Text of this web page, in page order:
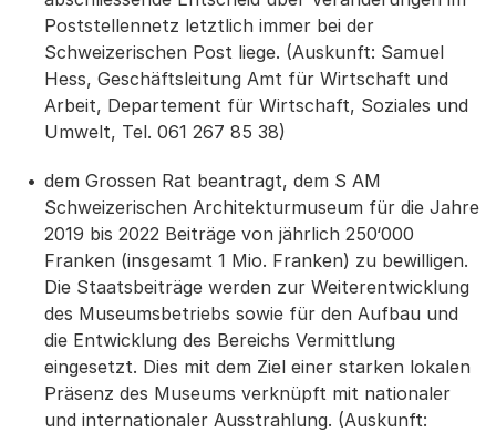
Poststellennetz letztlich immer bei der
Schweizerischen Post liege. (Auskunft: Samuel
Hess, Geschäftsleitung Amt für Wirtschaft und
Arbeit, Departement für Wirtschaft, Soziales und
Umwelt, Tel. 061 267 85 38)
dem Grossen Rat beantragt, dem S AM
Schweizerischen Architekturmuseum für die Jahre
2019 bis 2022 Beiträge von jährlich 250‘000
Franken (insgesamt 1 Mio. Franken) zu bewilligen.
Die Staatsbeiträge werden zur Weiterentwicklung
des Museumsbetriebs sowie für den Aufbau und
die Entwicklung des Bereichs Vermittlung
eingesetzt. Dies mit dem Ziel einer starken lokalen
Präsenz des Museums verknüpft mit nationaler
und internationaler Ausstrahlung. (Auskunft: